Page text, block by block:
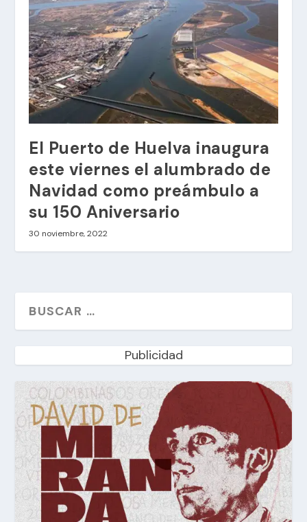
El Puerto de Huelva inaugura
este viernes el alumbrado de
Navidad como preámbulo a
su 150 Aniversario
30 noviembre, 2022
Publicidad